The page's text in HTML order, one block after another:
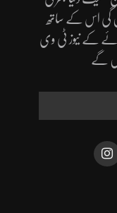
گی اس کے ساتھ
کے نیوز ٹی وی
گے